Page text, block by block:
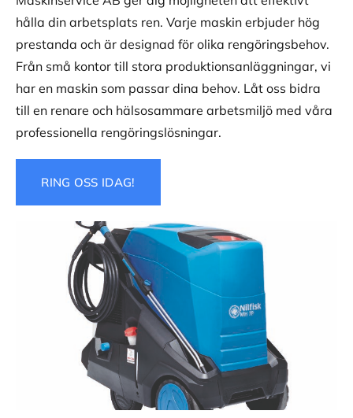
hålla din arbetsplats ren. Varje maskin erbjuder hög
prestanda och är designad för olika rengöringsbehov.
Från små kontor till stora produktionsanläggningar, vi
har en maskin som passar dina behov. Låt oss bidra
till en renare och hälsosammare arbetsmiljö med våra
professionella rengöringslösningar.
RING OSS IDAG!